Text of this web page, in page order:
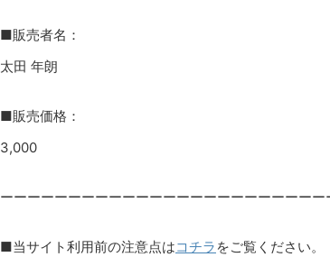
■販売者名：
太田 年朗
■販売価格：
3,000
ーーーーーーーーーーーーーーーーーーーーーーーー
■当サイト利用前の注意点はコチラ をご覧ください。